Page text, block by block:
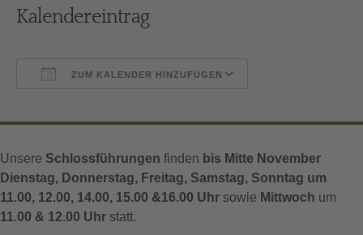
Kalendereintrag
ZUM KALENDER HINZUFÜGEN
Unsere Schlossführungen finden bis Mitte November
Dienstag, Donnerstag, Freitag, Samstag, Sonntag um
11.00, 12.00, 14.00, 15.00 &16.00 Uhr sowie Mittwoch um
11.00 & 12.00 Uhr statt.